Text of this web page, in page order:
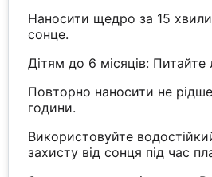
Наносити щедро за 15
сонце.
Дітям до 6 місяців: Питайте
Повторно наносити не
години.
Використовуйте
захисту від сонця під час